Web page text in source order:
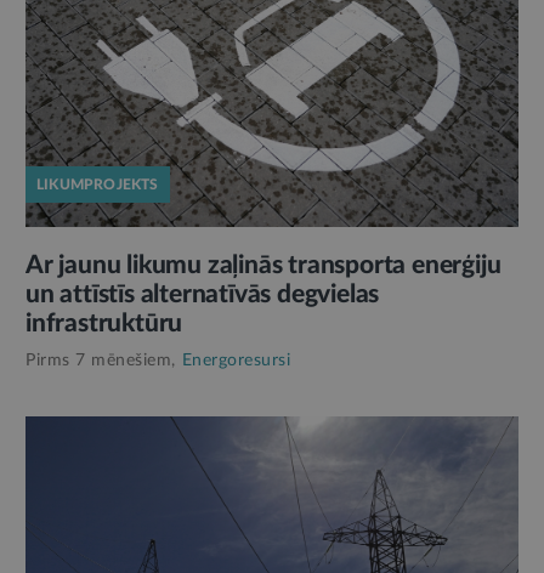
LIKUMPROJEKTS
Ar jaunu likumu zaļinās transporta enerģiju
un attīstīs alternatīvās degvielas
infrastruktūru
Pirms 7 mēnešiem, Energoresursi